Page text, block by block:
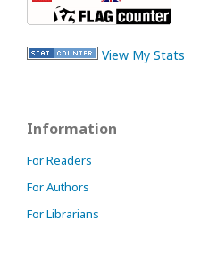
View My Stats
Information
For Readers
For Authors
For Librarians